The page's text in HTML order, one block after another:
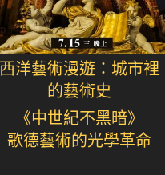
西洋藝術漫遊：城市裡
的藝術史
《中世紀不黑暗》
歌德藝術的光學革命